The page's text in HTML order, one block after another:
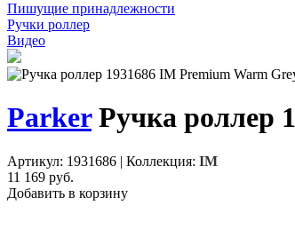
Пишущие принадлежности
Ручки роллер
Видео
ParkerРучка роллер
Артикул: 1931686 | Коллекция: IM
11 169 руб.
Добавить в корзину